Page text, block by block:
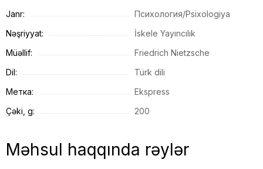
Janr:
Психология/Psixologiya
Nəşriyyat:
İskele Yayıncılık
Müəllif:
Friedrich Nietzsche
Dil:
Türk dili
Метка:
Ekspress
Çəki, g:
200
Məhsul haqqında rəylər